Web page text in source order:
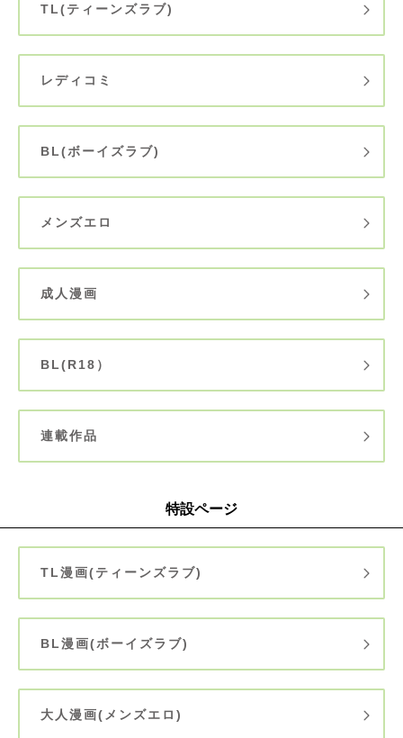
TL(ティーンズラブ)
レディコミ
BL(ボーイズラブ)
メンズエロ
成人漫画
BL(R18）
連載作品
特設ページ
TL漫画(ティーンズラブ)
BL漫画(ボーイズラブ)
大人漫画(メンズエロ)